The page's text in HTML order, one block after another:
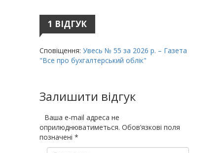
1 ВІДГУК
Сповіщення: Увесь № 55 за 2026 р. – Газета
"Все про бухгалтерський облік"
Залишити відгук
Ваша e-mail адреса не
оприлюднюватиметься. Обов’язкові поля
позначені *